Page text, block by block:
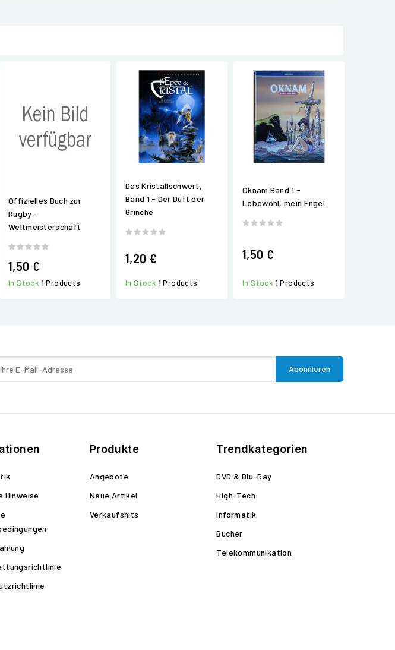
Offizielles Buch zur
Rugby-
Weltmeisterschaft
1,50 €
In Stock 1 Products
Das Kristallschwert,
Band 1 - Der Duft der
Grinche
1,20 €
In Stock 1 Products
Oknam Band 1 -
Lebewohl, mein Engel
1,50 €
In Stock 1 Products
Hinweise
Produkte
Angebote
Neue Artikel
Verkaufshits
Trendkategorien
DVD & Blu-Ray
High-Tech
Informatik
Bücher
Telekommunikation